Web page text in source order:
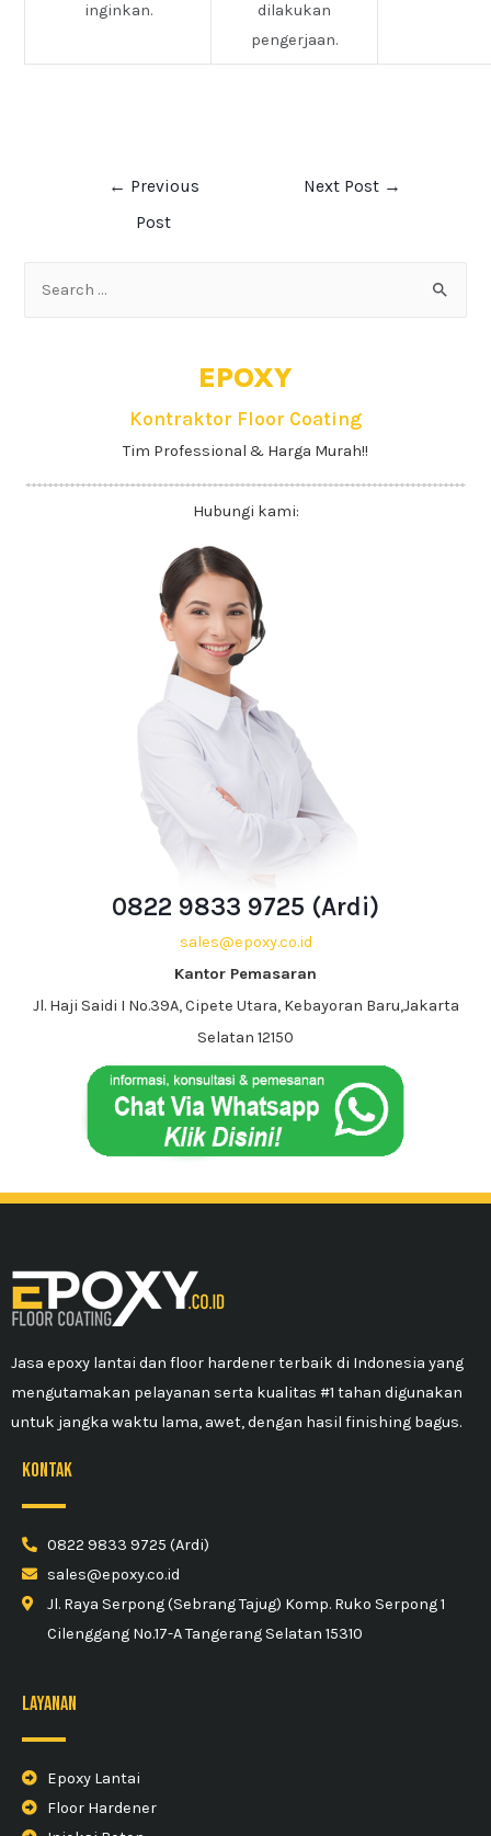
inginkan.
dilakukan
pengerjaan.
← Previous
Post
Next Post →
EPOXY
Kontraktor Floor Coating
Tim Professional & Harga Murah!!
Hubungi kami:
0822 9833 9725 (Ardi)
sales@epoxy.co.id
Kantor Pemasaran
Jl. Haji Saidi I No.39A, Cipete Utara, Kebayoran Baru,Jakarta
Selatan 12150
Jasa epoxy lantai dan floor hardener terbaik di Indonesia yang
mengutamakan pelayanan serta kualitas #1 tahan digunakan
untuk jangka waktu lama, awet, dengan hasil finishing bagus.
kontak
0822 9833 9725 (Ardi)
sales@epoxy.co.id
Jl. Raya Serpong (Sebrang Tajug) Komp. Ruko Serpong 1
Cilenggang No.17-A Tangerang Selatan 15310
Layanan
Epoxy Lantai
Floor Hardener